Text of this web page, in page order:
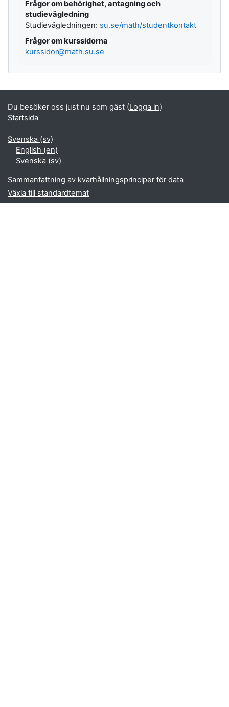
Frågor om behörighet, antagning och
studievägledning
Studievägledningen: su.se/math/studentkontakt
Frågor om kurssidorna
kurssidor@math.su.se
Du besöker oss just nu som gäst (Logga in)
Startsida
Svenska ‎(sv)‎
English ‎(en)‎
Svenska ‎(sv)‎
Sammanfattning av kvarhållningsprinciper för data
Växla till standardtemat